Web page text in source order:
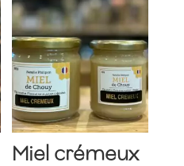
Miel crémeux